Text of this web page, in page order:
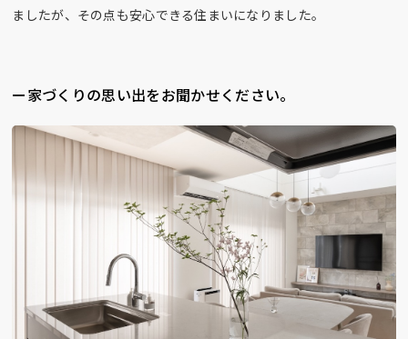
ましたが、その点も安心できる住まいになりました。
ー家づくりの思い出をお聞かせください。